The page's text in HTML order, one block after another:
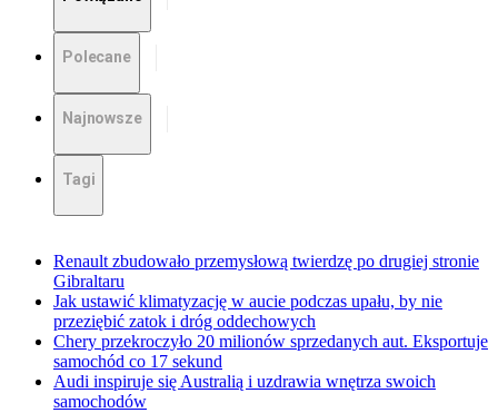
Polecane
Najnowsze
Tagi
Renault zbudowało przemysłową twierdzę po drugiej stronie
Gibraltaru
Jak ustawić klimatyzację w aucie podczas upału, by nie
przeziębić zatok i dróg oddechowych
Chery przekroczyło 20 milionów sprzedanych aut. Eksportuje
samochód co 17 sekund
Audi inspiruje się Australią i uzdrawia wnętrza swoich
samochodów